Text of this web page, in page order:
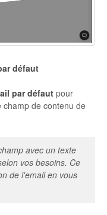
défaut
par défaut pour
de contenu de
avec un texte
vos besoins. Ce
de l'email en vous